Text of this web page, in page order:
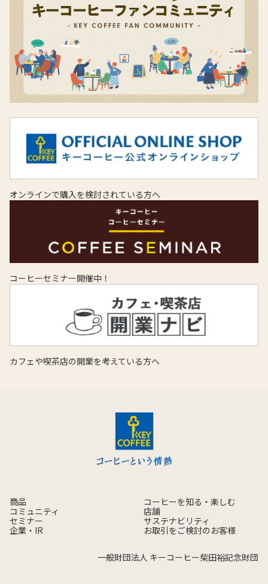
オンラインで購入を検討されている方へ
コーヒーセミナー開催中！
カフェや喫茶店の開業を考えている方へ
商品
コーヒーを知る・楽しむ
コミュニティ
店舗
セミナー
サステナビリティ
企業・IR
お取引をご検討のお客様
一般財団法人 キーコーヒー柴田裕記念財団